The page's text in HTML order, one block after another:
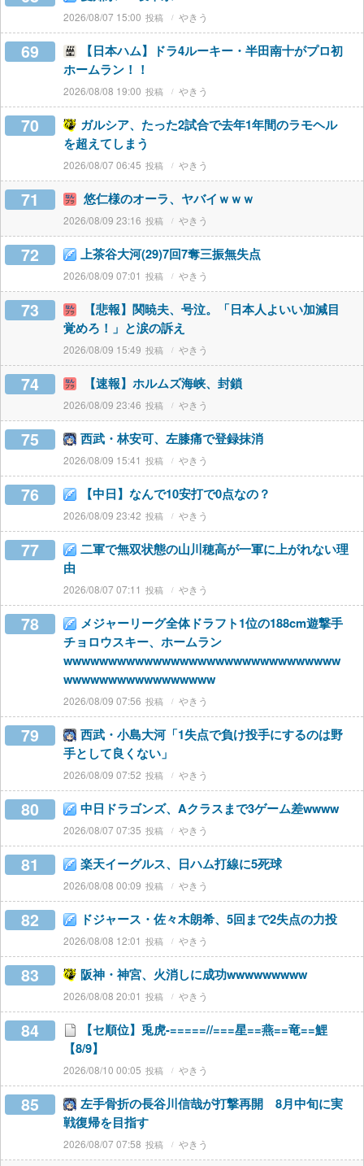
2026/08/07 15:00 やきう
69
【日本ハム】ドラ4ルーキー・半田南十がプロ初
ホームラン！！
2026/08/08 19:00 やきう
70
ガルシア、たった2試合で去年1年間のラモヘル
を超えてしまう
2026/08/07 06:45 やきう
71 悠仁様のオーラ、ヤバイｗｗｗ
2026/08/09 23:16 やきう
72 上茶谷大河(29)7回7奪三振無失点
2026/08/09 07:01 やきう
73
【悲報】関暁夫、号泣。「日本人よいい加減目
覚めろ！」と涙の訴え
2026/08/09 15:49 やきう
74 【速報】ホルムズ海峡、封鎖
2026/08/09 23:46 やきう
75 西武・林安可、左膝痛で登録抹消
2026/08/09 15:41 やきう
76 【中日】なんで10安打で0点なの？
2026/08/09 23:42 やきう
77
二軍で無双状態の山川穂高が一軍に上がれない理
由
2026/08/07 07:11 やきう
78
メジャーリーグ全体ドラフト1位の188cm遊撃手
チョロウスキー、ホームラン
wwwwwwwwwwwwwwwwwwwwwwwwwwwwwww
wwwwwwwwwwwwwwwww
2026/08/09 07:56 やきう
79
西武・小島大河「1失点で負け投手にするのは野
手として良くない」
2026/08/09 07:52 やきう
80 中日ドラゴンズ、Aクラスまで3ゲーム差wwww
2026/08/07 07:35 やきう
81 楽天イーグルス、日ハム打線に5死球
2026/08/08 00:09 やきう
82 ドジャース・佐々木朗希、5回まで2失点の力投
2026/08/08 12:01 やきう
83 阪神・神宮、火消しに成功wwwwwwwww
2026/08/08 20:01 やきう
84
【セ順位】兎虎-=====//===星==燕==竜==鯉
【8/9】
2026/08/10 00:05 やきう
85
左手骨折の長谷川信哉が打撃再開 8月中旬に実
戦復帰を目指す
2026/08/07 07:58 やきう